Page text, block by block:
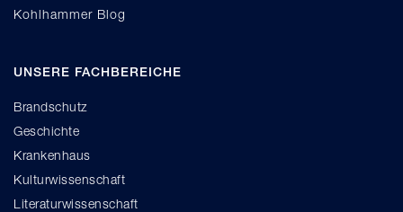
Kohlhammer Blog
UNSERE FACHBEREICHE
Brandschutz
Geschichte
Krankenhaus
Kulturwissenschaft
Literaturwissenschaft